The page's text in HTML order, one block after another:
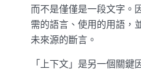
而不是僅僅是一段文字。
需的語言、使用的用語，
未來源的斷言。
「上下文」是另一個關